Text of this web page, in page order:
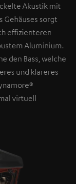
Akustik mit
Gehäuses sorgt
effizienteren
Aluminium.
den Bass, welche
und klareres
virtuell